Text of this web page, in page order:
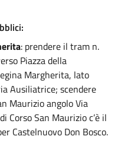
: prendere il tram n.
Piazza della
Margherita, lato
Ausiliatrice; scendere
Maurizio angolo Via
Corso San Maurizio c’è il
Castelnuovo Don Bosco.